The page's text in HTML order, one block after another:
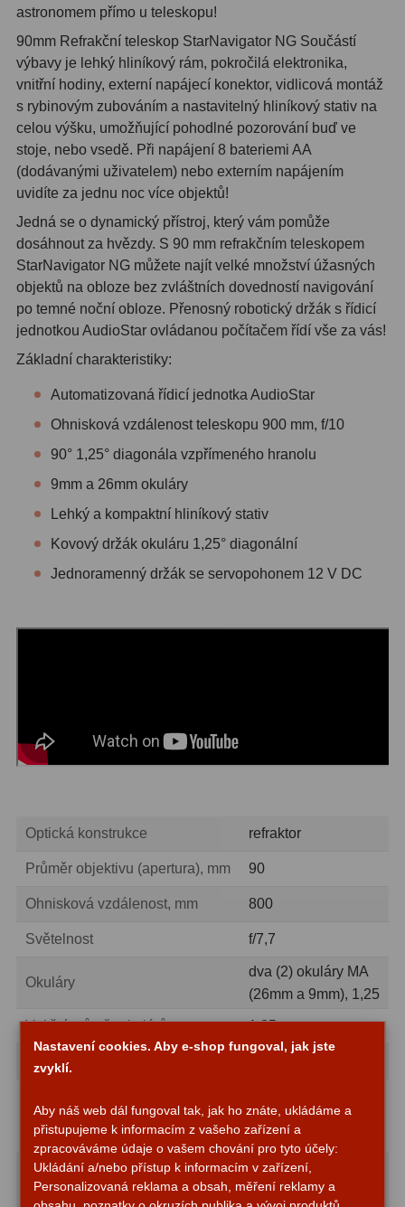
Adaptéry T239
Adaptéry M4833
Filtry L-RGB
Filtry Pass6
Filtry Block10
Filtry Clip
Filtry CCD Hα, OIII7
Filtrová kola a rámy16
Rovnače a reduktory13
Zaostření11
ADC, Tilting14
Komponenty78
Helical výtahy11
Příslušenství 188
Hledáčky 32
Seřízení 21
Čištění28
Montáže99
Azimutální AZ6
astronomem přímo u teleskopu!
90mm Refrakční teleskop StarNavigator NG Součástí
výbavy je lehký hliníkový rám, pokročilá elektronika,
vnitřní hodiny, externí napájecí konektor, vidlicová montáž
s rybinovým zubováním a nastavitelný hliníkový stativ na
celou výšku, umožňující pohodlné pozorování buď ve
stoje, nebo vsedě. Při napájení 8 bateriemi AA
(dodávanými uživatelem) nebo externím napájením
uvidíte za jednu noc více objektů!
Jedná se o dynamický přístroj, který vám pomůže
dosáhnout za hvězdy. S 90 mm refrakčním teleskopem
StarNavigator NG můžete najít velké množství úžasných
objektů na obloze bez zvláštních dovedností navigování
po temné noční obloze. Přenosný robotický držák s řídicí
jednotkou AudioStar ovládanou počítačem řídí vše za vás!
Základní charakteristiky:
Automatizovaná řídicí jednotka AudioStar
Ohnisková vzdálenost teleskopu 900 mm, f/10
90° 1,25° diagonála vzpřímeného hranolu
9mm a 26mm okuláry
Lehký a kompaktní hliníkový stativ
Kovový držák okuláru 1,25° diagonální
Jednoramenný držák se servopohonem 12 V DC
Optická konstrukce refraktor
Průměr objektivu (apertura), mm 90
Ohnisková vzdálenost, mm 800
Světelnost f/7,7
Okuláry
dva (2) okuláry MA
(26mm a 9mm), 1,25
Vnitřní průměr okulárů 1,25
Hledáček
Okulárový výtah
pastorkový
zaostřovač
Řízení teleskopu
Auto-Tracking
(automatické
Nastavení cookies. Aby e-shop fungoval, jak jste
zvyklí.
Aby náš web dál fungoval tak, jak ho znáte, ukládáme a
přistupujeme k informacím z vašeho zařízení a
zpracováváme údaje o vašem chování pro tyto účely:
Ukládání a/nebo přístup k informacím v zařízení,
Personalizovaná reklama a obsah, měření reklamy a